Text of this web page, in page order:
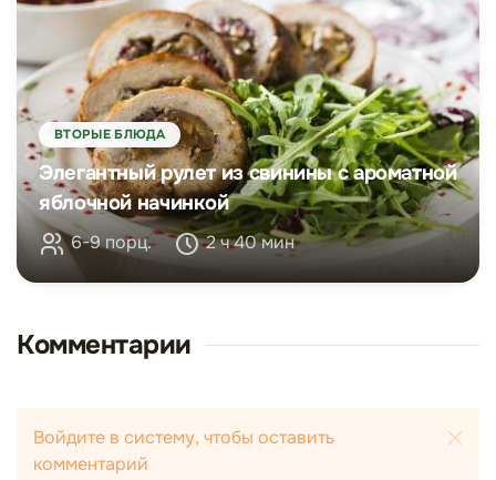
ВТОРЫЕ БЛЮДА
Элегантный рулет из свинины с ароматной
яблочной начинкой
6-9 порц. 2 ч 40 мин
Комментарии
Войдите в систему, чтобы оставить
комментарий